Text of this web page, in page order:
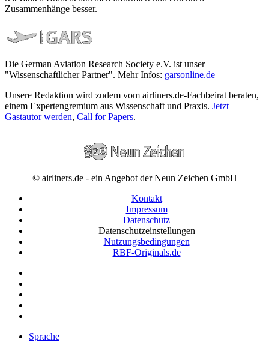
Zusammenhänge besser.
Die German Aviation Research Society e.V. ist unser
"Wissenschaftlicher Partner". Mehr Infos: garsonline.de
Unsere Redaktion wird zudem vom airliners.de-Fachbeirat beraten,
einem Expertengremium aus Wissenschaft und Praxis. Jetzt
Gastautor werden, Call for Papers.
© airliners.de - ein Angebot der Neun Zeichen GmbH
Kontakt
Impressum
Datenschutz
Datenschutzeinstellungen
Nutzungsbedingungen
RBF-Originals.de
Sprache